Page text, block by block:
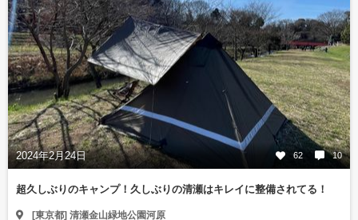
2024年2月24日 62 10
超久しぶりのキャンプ！久しぶりの清瀬はキレイに整備されてる！
[東京都] 清瀬金山緑地公園河原